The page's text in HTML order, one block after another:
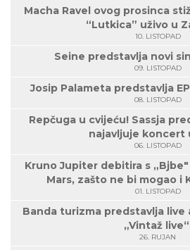
Macha Ravel ovog prosinca
“Lutkica” uživo u
10. LISTOPAD
Seine predstavlja novi
09. LISTOPAD
Josip Palameta predstavlja
08. LISTOPAD
Repčuga u cvijeću! Sassja
najavljuje koncert
06. LISTOPAD
Kruno Jupiter debitira s
Mars, zašto ne bi mogao i
01. LISTOPAD
Banda turizma predstavlja live
„Vintaž
26. RUJAN